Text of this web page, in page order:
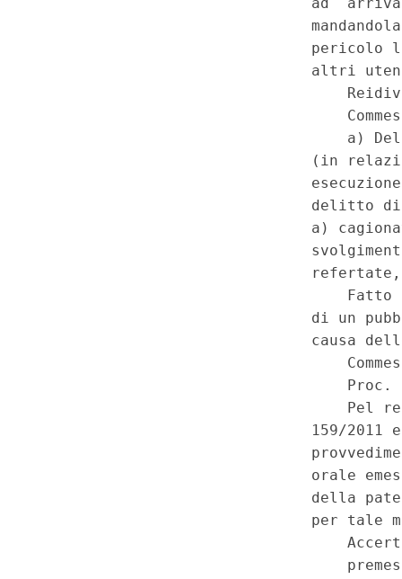
fattispecie autonome di
generale o, in subordine, in
116, comma 5, del d.lgs. n.
riguardo alle ipotesi
autonome di reato, il giudice
continui ad applicare la
prima dell'intervento del
legislativo 15 gennaio 2016,
di depenalizzazione, a
della legge 28 aprile 2014,
ulteriore subordine: Reati e
Guida senza patente -
di recidiva nel biennio -
fino ad un anno oltre
9.032 anziche' la pena
euro 30.000. - Decreto
(Nuovo codice della strada),
Serie